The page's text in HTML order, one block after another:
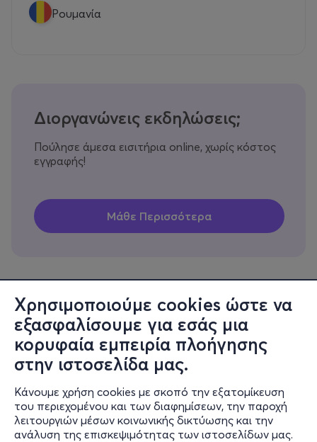
Χρησιμοποιούμε cookies ώστε να
εξασφαλίσουμε για εσάς μια
κορυφαία εμπειρία πλοήγησης
στην ιστοσελίδα μας.
Κάνουμε χρήση cookies με σκοπό την εξατομίκευση
του περιεχομένου και των διαφημίσεων, την παροχή
λειτουργιών μέσων κοινωνικής δικτύωσης και την
ανάλυση της επισκεψιμότητας των ιστοσελίδων μας.
Ρουμανία
Διοργανώνεις εκδηλώσεις;
Πούλησε άμεσα εισιτήρια online, χωρίς κόστος
εγγραφής!
Πληροφορίες
Υποστήριξη
Stay Connected